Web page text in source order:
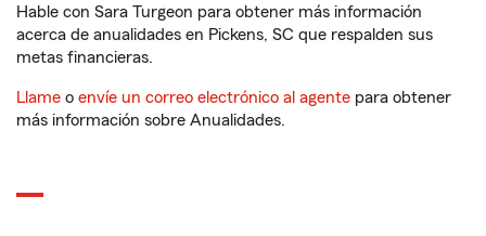
Hable con Sara Turgeon para obtener más información
acerca de anualidades en Pickens, SC que respalden sus
metas financieras.
Llame o envíe un correo electrónico al agente para obtener
más información sobre Anualidades.